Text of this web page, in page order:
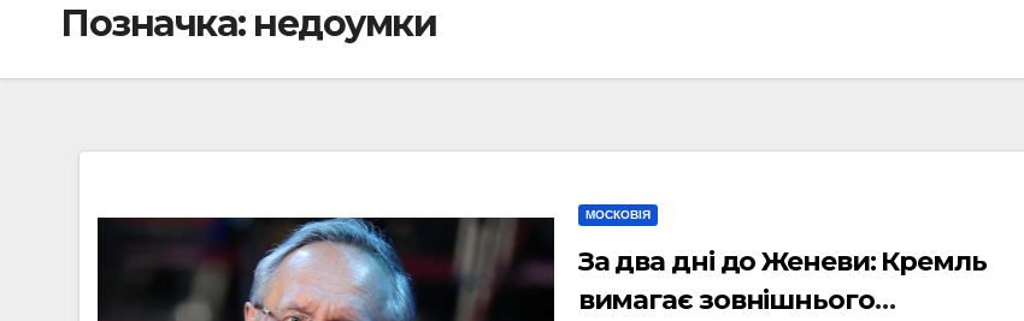
Позначка: недоумки
МОСКОВІЯ
За два дні до Женеви: Кремль
вимагає зовнішнього